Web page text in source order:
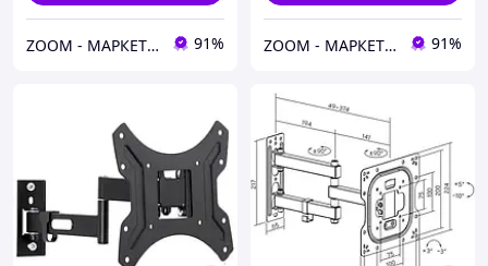
ZOOM - МАРКЕТ ЦИФРОВОЇ ТЕХНІКИ 91% ZOOM - МАРКЕТ ЦИФРОВОЇ ТЕХНІКИ 91%